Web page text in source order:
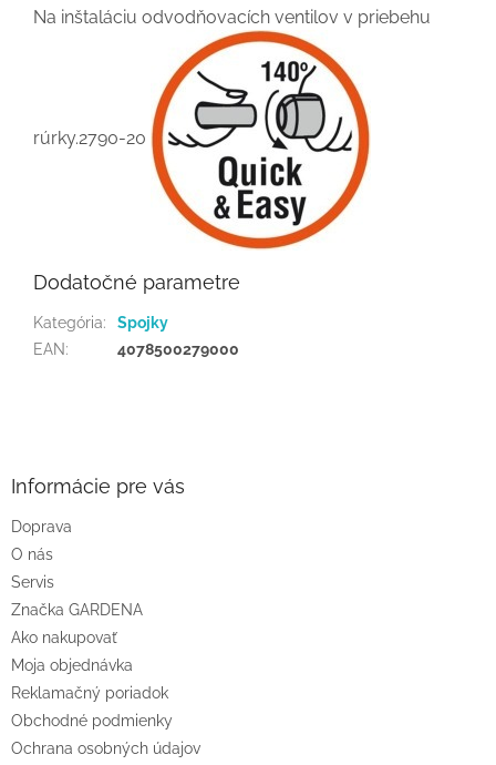
Na inštaláciu odvodňovacích ventilov v priebehu
rúrky.2790-20
Dodatočné parametre
Kategória:
Spojky
EAN: 4078500279000
e
Informácie pre vás
Doprava
O nás
Servis
Značka GARDENA
Ako nakupovať
Moja objednávka
Reklamačný poriadok
Obchodné podmienky
Ochrana osobných údajov